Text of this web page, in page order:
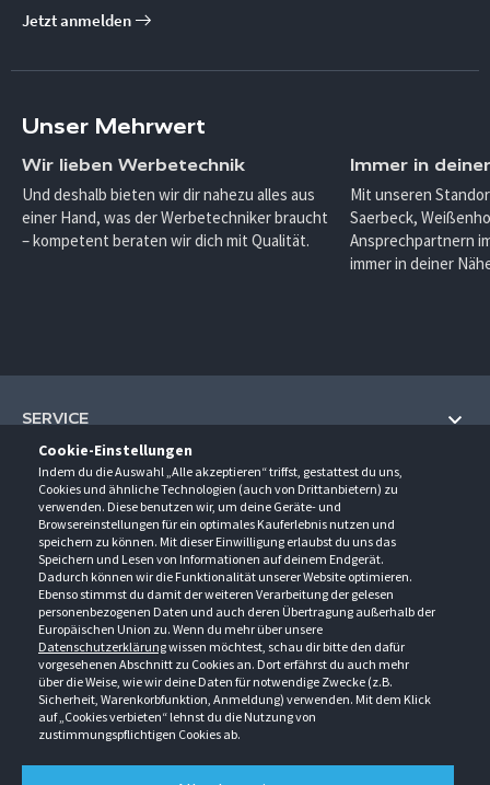
Cookie-Einstellungen
Indem du die Auswahl „Alle akzeptieren“ triffst, gestattest du uns,
Cookies und ähnliche Technologien (auch von Drittanbietern) zu
verwenden. Diese benutzen wir, um deine Geräte- und
Browsereinstellungen für ein optimales Kauferlebnis nutzen und
speichern zu können. Mit dieser Einwilligung erlaubst du uns das
Speichern und Lesen von Informationen auf deinem Endgerät.
Dadurch können wir die Funktionalität unserer Website optimieren.
Ebenso stimmst du damit der weiteren Verarbeitung der gelesen
personenbezogenen Daten und auch deren Übertragung außerhalb der
Europäischen Union zu. Wenn du mehr über unsere
Datenschutzerklärungwissen möchtest, schau dir bitte den dafür
vorgesehenen Abschnitt zu Cookies an. Dort erfährst du auch mehr
über die Weise, wie wir deine Daten für notwendige Zwecke (z.B.
Sicherheit, Warenkorbfunktion, Anmeldung) verwenden. Mit dem Klick
auf „Cookies verbieten“ lehnst du die Nutzung von
zustimmungspflichtigen Cookies ab.
Jetzt anmelden
Unser Mehrwert
Wir lieben Werbetechnik
Und deshalb bieten wir dir nahezu alles aus
einer Hand, was der Werbetechniker braucht
– kompetent beraten wir dich mit Qualität.
Immer in
Mit unseren
Saerbeck,
Ansprechpartnern
immer in deiner
SERVICE
Hilfe und Information
Fragen und Antworten (FAQ)
Kontakt
Newsletter
Events
Downloads
Kataloge
UNTERNEHMEN
Über uns
Anfahrt
Ansprechpartner
Außendienstbesuch
Jobs & Ausbildung
Retouren/Reklamationen
KONTAKT
Gröner-Schulze GmbH
Sarirstraße 5
12529 Schönefeld
Berlin-Schönefeld: +49 30 68 29 54-0
Saerbeck: +49 2574 88750-0
Weißenhorn: +49 731 3982-0
info@groener-schulze.com
ÖFFNUNGSZEITEN
Montag - Donnerstag
9:00 - 17:00
Freitag
9:00 - 15:00
FOLGE UNS
AGB Datenschutzbestimmungen Impressum